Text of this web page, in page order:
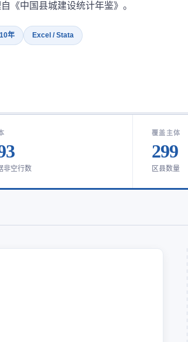
《中国县城建设统计年鉴》。
年 Excel / Stata
非空行数
覆盖主体
299
区县数量